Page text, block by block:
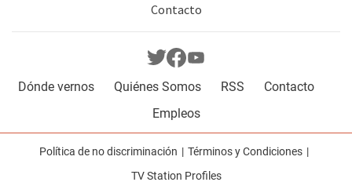
Contacto
Dónde vernos Quiénes Somos RSS
Contacto
Empleos
Política de no discriminación
Términos y Condiciones
TV Station Profiles